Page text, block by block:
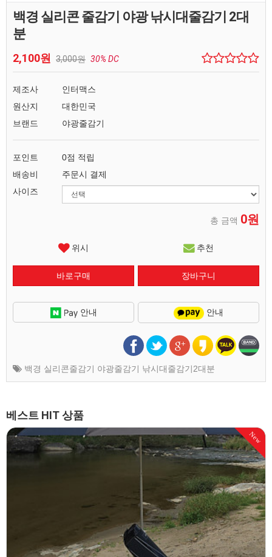
백경 실리콘 줄감기 야광 낚시대줄감기 2대
분
2,100원 3,000원 30% DC
제조사
인터맥스
원산지
대한민국
브랜드
야광줄감기
포인트
0점 적립
배송비
주문시 결제
사이즈
총 금액 0원
위시 추천
안내 안내
백경 실리콘줄감기 야광줄감기 낚시대줄감기2대분
베스트 HIT 상품